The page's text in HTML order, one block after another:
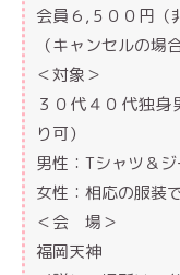
会員６,５００円（
（キャンセルの場
＜対象＞
３０代４０代独
り可）
男性：Tシャツ＆
女性：相応の服装
＜会 場＞
福岡天神